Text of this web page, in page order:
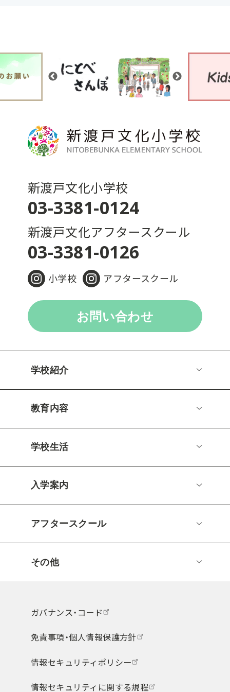
新渡戸文化小学校
03-3381-0124
新渡戸文化アフタースクール
03-3381-0126
小学校 アフタースクール
お問い合わせ
学校紹介
教育内容
学校生活
入学案内
アフタースクール
その他
ガバナンス・コード
免責事項・個人情報保護方針
情報セキュリティポリシー
情報セキュリティに関する規程